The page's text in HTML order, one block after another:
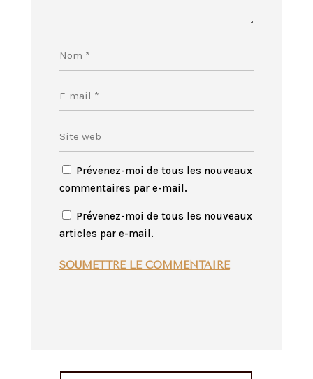
Prévenez-moi de tous les nouveaux
commentaires par e-mail.
Prévenez-moi de tous les nouveaux
articles par e-mail.
SOUMETTRE LE COMMENTAIRE